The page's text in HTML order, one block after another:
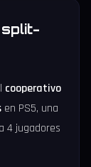
split-
cooperativo
en PS5, una
4 jugadores